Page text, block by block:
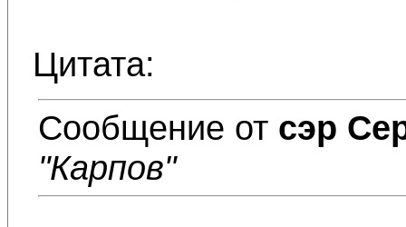
Цитата:
Сообщение от сэр
"Карпов"